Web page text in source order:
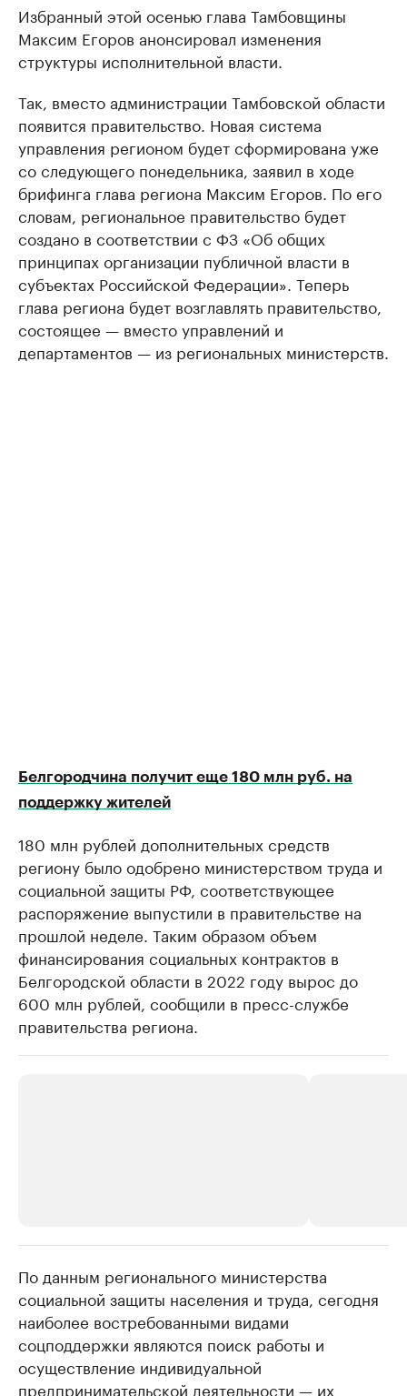
Избранный этой осенью глава Тамбовщины
Максим Егоров анонсировал изменения
структуры исполнительной власти.
Так, вместо администрации Тамбовской области
появится правительство. Новая система
управления регионом будет сформирована уже
со следующего понедельника, заявил в ходе
брифинга глава региона Максим Егоров. По его
словам, региональное правительство будет
создано в соответствии с ФЗ «Об общих
принципах организации публичной власти в
субъектах Российской Федерации». Теперь
глава региона будет возглавлять правительство,
состоящее — вместо управлений и
департаментов — из региональных министерств.
Белгородчина получит еще 180 млн руб. на
поддержку жителей
180 млн рублей дополнительных средств
региону было одобрено министерством труда и
социальной защиты РФ, соответствующее
распоряжение выпустили в правительстве на
прошлой неделе. Таким образом объем
финансирования социальных контрактов в
Белгородской области в 2022 году вырос до
600 млн рублей, сообщили в пресс-службе
правительства региона.
Делитесь новостями бизнеса на РБК
Управляйте страницей компании и развивайте личные
Посмотрите
По данным регионального министерства
социальной защиты населения и труда, сегодня
наиболее востребованными видами
соцподдержки являются поиск работы и
осуществление индивидуальной
предпринимательской деятельности — их